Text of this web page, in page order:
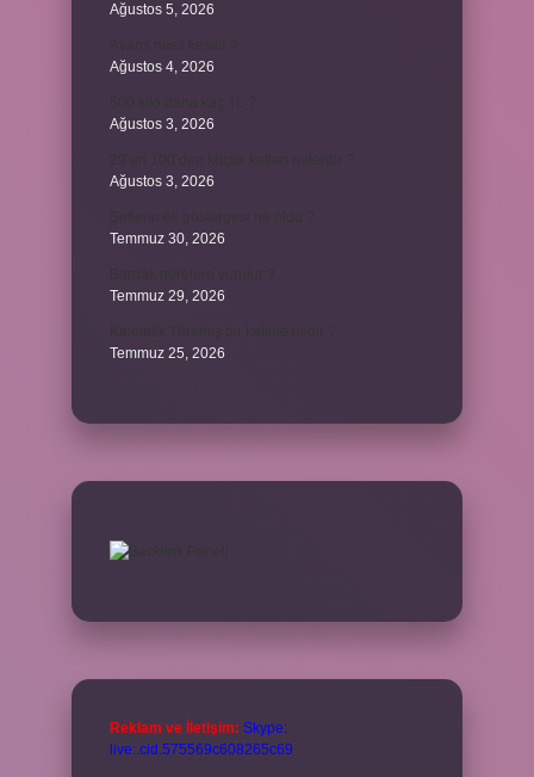
Ağustos 5, 2026
Ağustos 4, 2026
Ağustos 3, 2026
Ağustos 3, 2026
Temmuz 30, 2026
Temmuz 29, 2026
Temmuz 25, 2026
Reklam ve İletişim: Skype:
live:.cid.575569c608265c69